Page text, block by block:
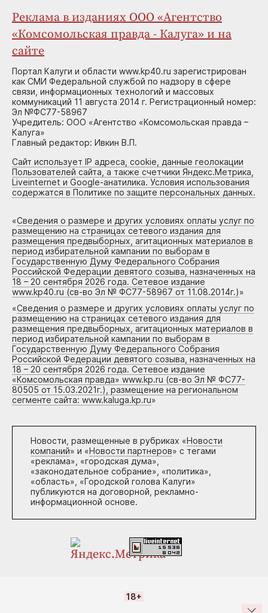
Реклама в изданиях ООО «Агентство
«Комсомольская правда - Калуга» и на
сайте
Портал Калуги и области www.kp40.ru зарегистрирован
как СМИ Федеральной службой по надзору в сфере
связи, информационных технологий и массовых
коммуникаций 11 августа 2014 г. Регистрационный номер:
Эл №ФС77-58967
Учредитель: ООО «Агентство «Комсомольская правда –
Калуга»
Главный редактор: Ивкин В.П.
Сайт использует IP адреса, cookie, данные геолокации
Пользователей сайта, а также счетчики Яндекс.Метрика,
Liveinternet и Google-анатилика. Условия использования
содержатся в Политике по защите персональных данных.
«Сведения о размере и других условиях оплаты услуг по
размещению на страницах сетевого издания для
размещения предвыборных, агитационных материалов в
период избирательной кампании по выборам в
Государственную Думу Федерального Собрания
Российской Федерации девятого созыва, назначенных на
18 – 20 сентября 2026 года. Сетевое издание
www.kp40.ru (св-во Эл № ФС77-58967 от 11.08.2014г.)»
«Сведения о размере и других условиях оплаты услуг по
размещению на страницах сетевого издания для
размещения предвыборных, агитационных материалов в
период избирательной кампании по выборам в
Государственную Думу Федерального Собрания
Российской Федерации девятого созыва, назначенных на
18 – 20 сентября 2026 года. Сетевое издание
«Комсомольская правда» www.kp.ru (св-во Эл № ФС77-
80505 от 15.03.2021г.), размещение на региональном
сегменте сайта: www.kaluga.kp.ru»
Новости, размещенные в рубриках «Новости
компаний» и «Новости партнеров» с тегами
«реклама», «городская дума»,
«законодательное собрание», «политика»,
«область», «Городской голова Калуги»
публикуются на договорной, рекламно-
информационной основе.
18+